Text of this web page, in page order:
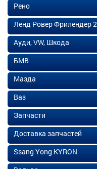
Рено
Ленд Ровер Фрилендер 2
Ауди, VW, Шкода
БМВ
Мазда
Ваз
Запчасти
Доставка запчастей
Ssang Yong KYRON